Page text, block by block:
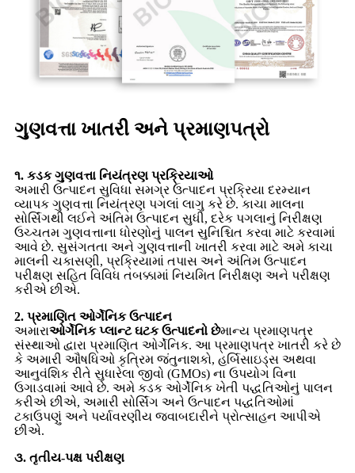
ગુણવત્તા ખાતરી અને પ્રમાણપત્રો
૧. કડક ગુણવત્તા નિયંત્રણ પ્રક્રિયાઓ
અમારી ઉત્પાદન સુવિધા સમગ્ર ઉત્પાદન પ્રક્રિયા દરમ્યાન
વ્યાપક ગુણવત્તા નિયંત્રણ પગલાં લાગુ કરે છે. કાચા માલના
સોર્સિંગથી લઈને અંતિમ ઉત્પાદન સુધી, દરેક પગલાનું નિરીક્ષણ
ઉચ્ચતમ ગુણવત્તાના ધોરણોનું પાલન સુનિશ્ચિત કરવા માટે કરવામાં
આવે છે. સુસંગતતા અને ગુણવત્તાની ખાતરી કરવા માટે અમે કાચા
માલની ચકાસણી, પ્રક્રિયામાં તપાસ અને અંતિમ ઉત્પાદન
પરીક્ષણ સહિત વિવિધ તબક્કામાં નિયમિત નિરીક્ષણ અને પરીક્ષણ
કરીએ છીએ.
2. પ્રમાણિત ઓર્ગેનિક ઉત્પાદન
અમારાઓર્ગેનિક પ્લાન્ટ ઘટક ઉત્પાદનો છેમાન્ય પ્રમાણપત્ર
સંસ્થાઓ દ્વારા પ્રમાણિત ઓર્ગેનિક. આ પ્રમાણપત્ર ખાતરી કરે છે
કે અમારી ઔષધિઓ કૃત્રિમ જંતુનાશકો, હર્બિસાઇડ્સ અથવા
આનુવંશિક રીતે સુધારેલા જીવો (GMOs) ના ઉપયોગ વિના
ઉગાડવામાં આવે છે. અમે કડક ઓર્ગેનિક ખેતી પદ્ધતિઓનું પાલન
કરીએ છીએ, અમારી સોર્સિંગ અને ઉત્પાદન પદ્ધતિઓમાં
ટકાઉપણું અને પર્યાવરણીય જવાબદારીને પ્રોત્સાહન આપીએ
છીએ.
૩. તૃતીય-પક્ષ પરીક્ષણ